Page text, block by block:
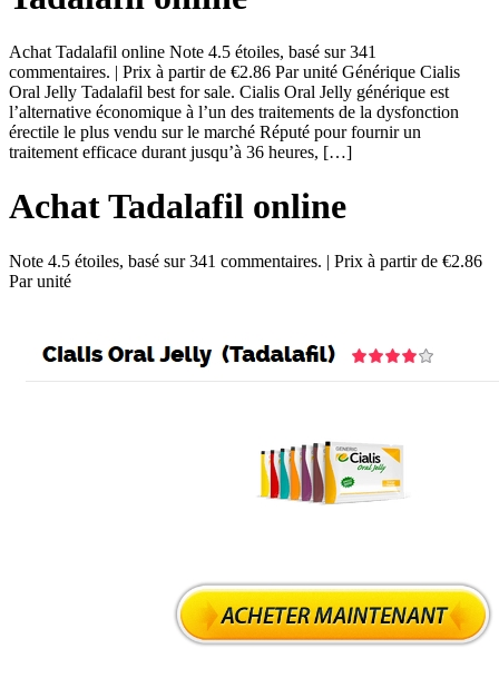
Achat Tadalafil online Note 4.5 étoiles, basé sur 341
commentaires. | Prix à partir de €2.86 Par unité Générique Cialis
Oral Jelly Tadalafil best for sale. Cialis Oral Jelly générique est
l’alternative économique à l’un des traitements de la dysfonction
érectile le plus vendu sur le marché Réputé pour fournir un
traitement efficace durant jusqu’à 36 heures, […]
Achat Tadalafil online
Note 4.5 étoiles, basé sur341 commentaires. | Prix à partir de €2.86
Par unité